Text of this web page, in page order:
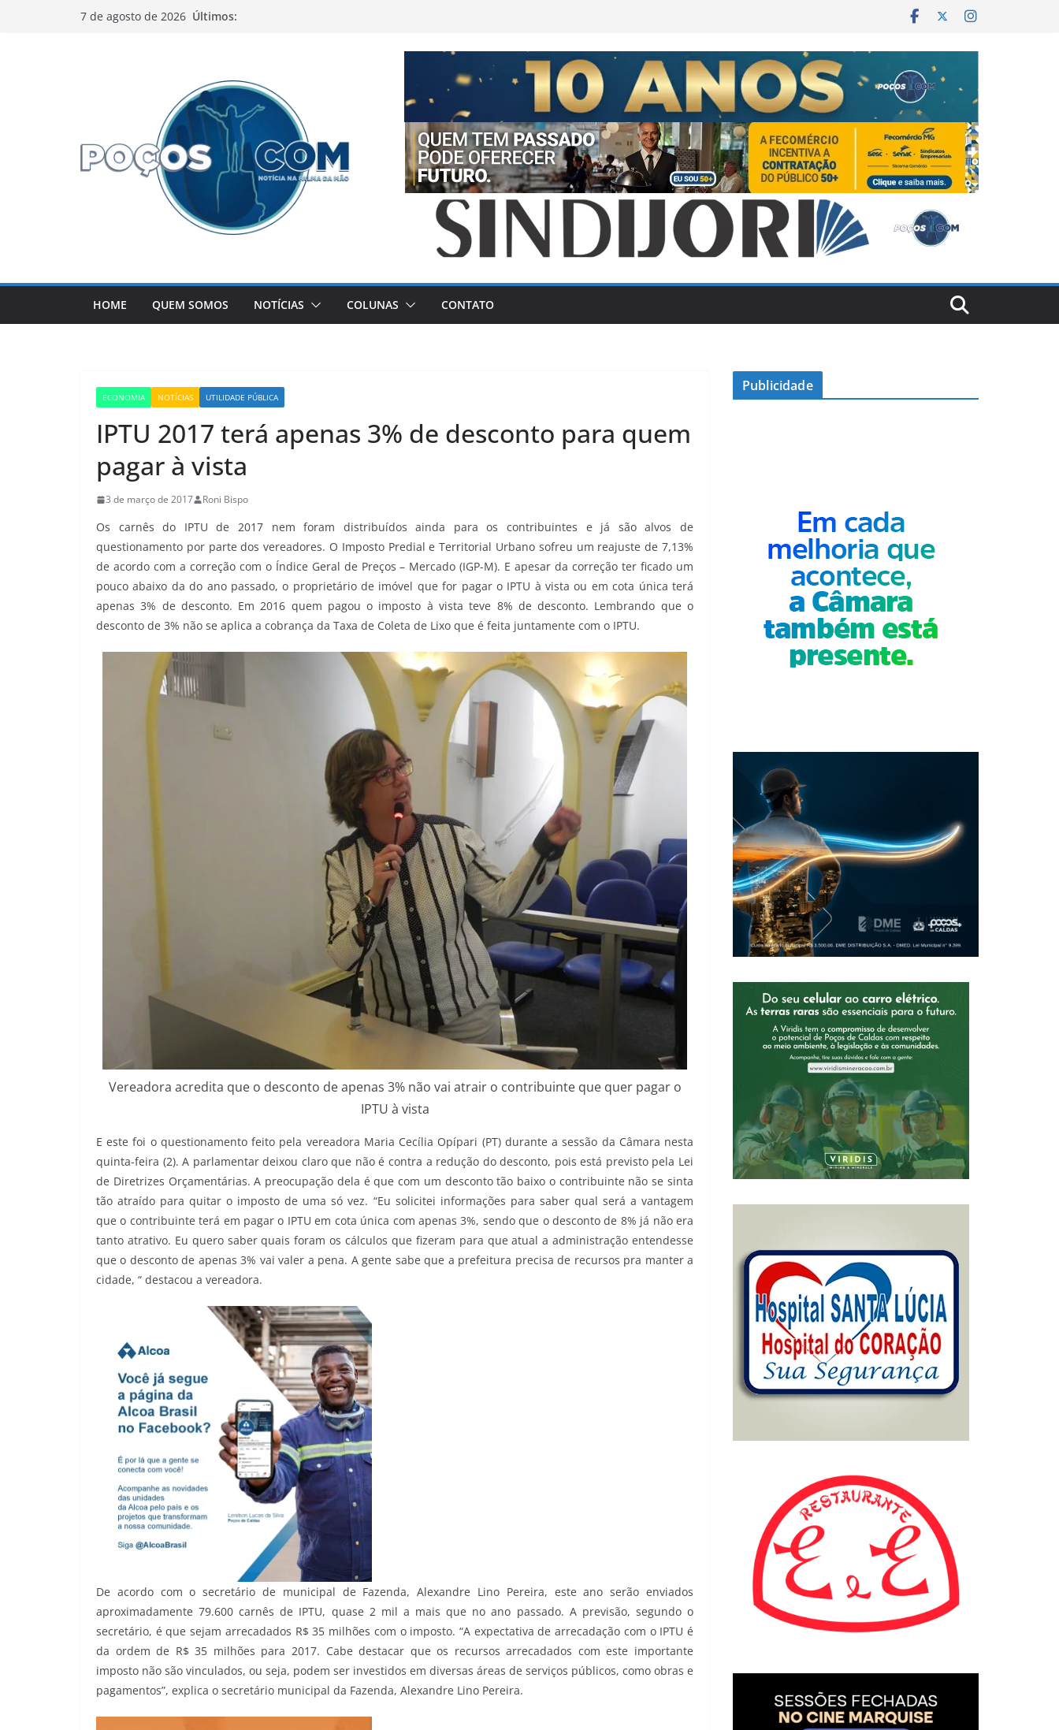
7 de agosto de 2026 Últimos:
HOME QUEM SOMOS NOTÍCIAS COLUNAS CONTATO
ECONOMIA NOTÍCIAS UTILIDADE PÚBLICA
IPTU 2017 terá apenas 3% de desconto para quem
pagar à vista
3 de março de 2017 Roni Bispo
Os carnês do IPTU de 2017 nem foram distribuídos ainda para os contribuintes e já são alvos de
questionamento por parte dos vereadores. O Imposto Predial e Territorial Urbano sofreu um reajuste de 7,13%
de acordo com a correção com o Índice Geral de Preços – Mercado (IGP-M). E apesar da correção ter ficado um
pouco abaixo da do ano passado, o proprietário de imóvel que for pagar o IPTU à vista ou em cota única terá
apenas 3% de desconto. Em 2016 quem pagou o imposto à vista teve 8% de desconto. Lembrando que o
desconto de 3% não se aplica a cobrança da Taxa de Coleta de Lixo que é feita juntamente com o IPTU.
Vereadora acredita que o desconto de apenas 3% não vai atrair o contribuinte que quer pagar o
IPTU à vista
E este foi o questionamento feito pela vereadora Maria Cecília Opípari (PT) durante a sessão da Câmara nesta
quinta-feira (2). A parlamentar deixou claro que não é contra a redução do desconto, pois está previsto pela Lei
de Diretrizes Orçamentárias. A preocupação dela é que com um desconto tão baixo o contribuinte não se sinta
tão atraído para quitar o imposto de uma só vez. “Eu solicitei informações para saber qual será a vantagem
que o contribuinte terá em pagar o IPTU em cota única com apenas 3%, sendo que o desconto de 8% já não era
tanto atrativo. Eu quero saber quais foram os cálculos que fizeram para que atual a administração entendesse
que o desconto de apenas 3% vai valer a pena. A gente sabe que a prefeitura precisa de recursos pra manter a
cidade, “ destacou a vereadora.
De acordo com o secretário de municipal de Fazenda, Alexandre Lino Pereira, este ano serão enviados
aproximadamente 79.600 carnês de IPTU, quase 2 mil a mais que no ano passado. A previsão, segundo o
secretário, é que sejam arrecadados R$ 35 milhões com o imposto. “A expectativa de arrecadação com o IPTU é
da ordem de R$ 35 milhões para 2017. Cabe destacar que os recursos arrecadados com este importante
imposto não são vinculados, ou seja, podem ser investidos em diversas áreas de serviços públicos, como obras e
pagamentos”, explica o secretário municipal da Fazenda, Alexandre Lino Pereira.
Publicidade